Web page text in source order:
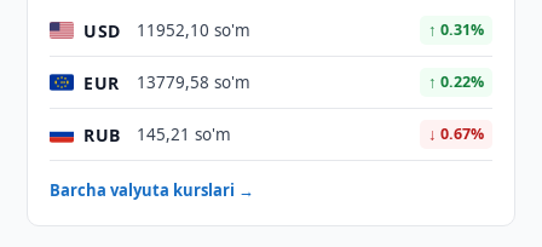
USD 11952,10 so'm ↑ 0.31%
EUR 13779,58 so'm ↑ 0.22%
RUB 145,21 so'm ↓ 0.67%
Barcha valyuta kurslari →